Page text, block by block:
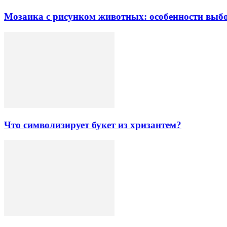
Мозаика с рисунком животных: особенности
Что символизирует букет из хризантем?